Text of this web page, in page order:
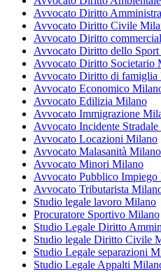
Avvocato Diritto
Avvocato Diritto Civile
Avvocato Diritto
Avvocato Diritto dello
Avvocato Diritto Societario
Avvocato Diritto di famiglia
Avvocato Economico
Avvocato Edilizia Milano
Avvocato Immigrazione
Avvocato Incidente
Avvocato Locazioni Milano
Avvocato Malasanità Milano
Avvocato Minori Milano
Avvocato Pubblico
Avvocato Tributarista
Studio legale lavoro Milano
Procuratore Sportivo Milano
Studio Legale Diritto
Studio legale Diritto Civile
Studio Legale separazioni
Studio Legale Appalti